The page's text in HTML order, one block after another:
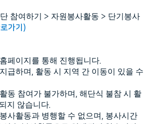
참여하기 > 자원봉사활동 > 단기봉사
가기)
페이지를 통해 진행됩니다.
급하며 , 활동 시 지역 간 이동이 있을 수
동 참여가 불가하며 , 해단식 불참 시 활
지 않습니다.
사활동과 병행할 수 없으며 , 봉사시간